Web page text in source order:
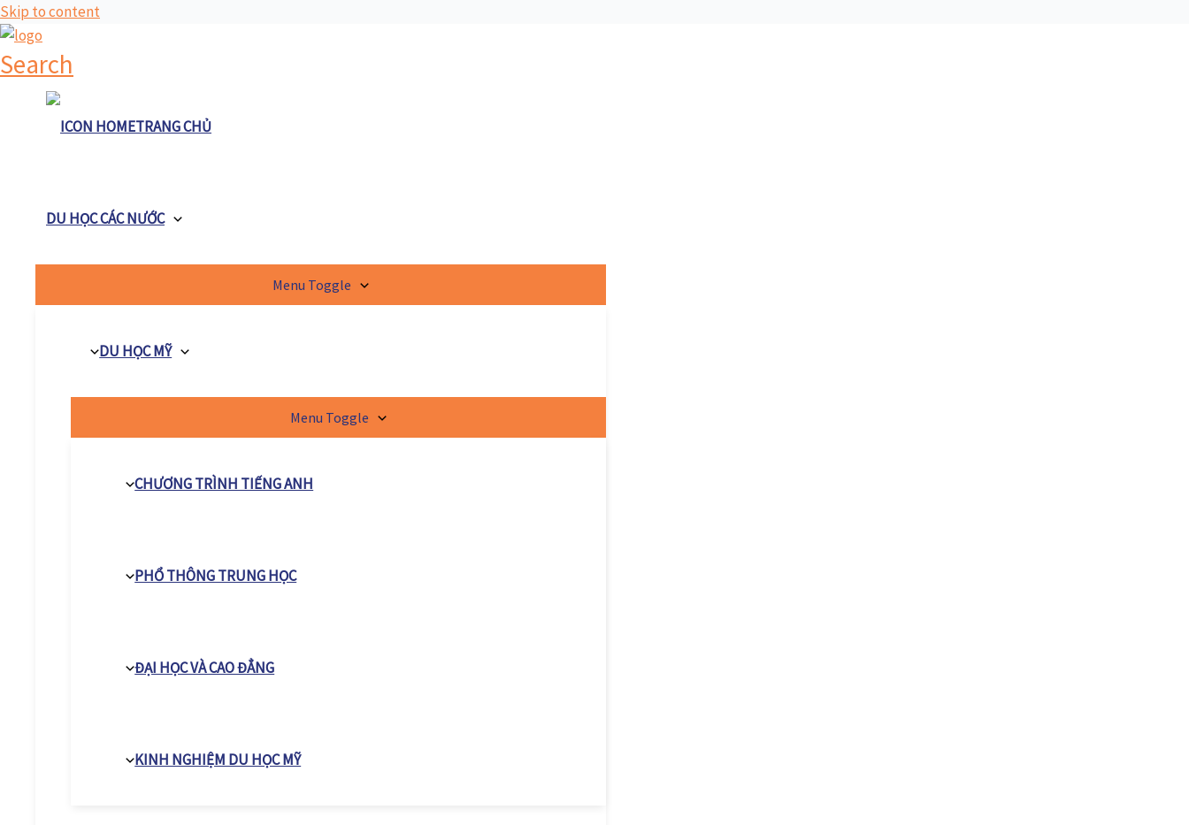
Skip to content
Search
TRANG CHỦ
DU HỌC CÁC NƯỚC
Menu Toggle
DU HỌC MỸ
Menu Toggle
CHƯƠNG TRÌNH TIẾNG ANH
PHỔ THÔNG TRUNG HỌC
ĐẠI HỌC VÀ CAO ĐẲNG
KINH NGHIỆM DU HỌC MỸ